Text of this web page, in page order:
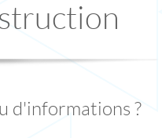
d'informations ?